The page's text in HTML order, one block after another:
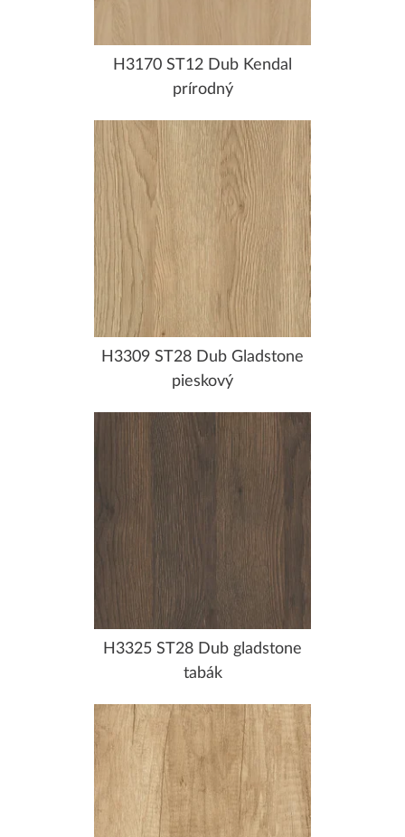
H3170 ST12 Dub Kendal
prírodný
H3309 ST28 Dub Gladstone
pieskový
H3325 ST28 Dub gladstone
tabák